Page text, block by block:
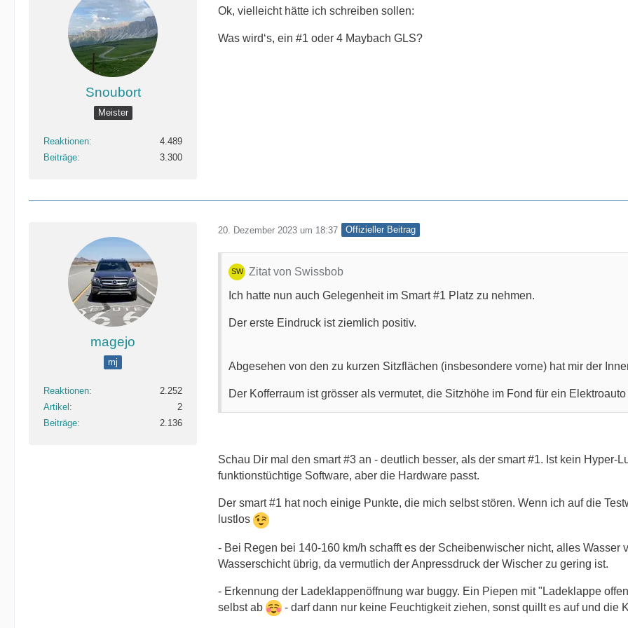
Snoubort
Meister
Reaktionen
4.489
Beiträge
3.300
Ok, vielleicht hätte ich schreiben sollen:
Was wird‘s, ein #1 oder 4 Maybach GLS?
magejo
mj
Reaktionen
2.252
Artikel
2
Beiträge
2.136
20. Dezember 2023 um 18:37 Offizieller Beitrag
Zitat von Swissbob
Ich hatte nun auch Gelegenheit im Smart #1 Platz zu nehmen.
Der erste Eindruck ist ziemlich positiv.
Abgesehen von den zu kurzen Sitzflächen (insbesondere vorne) hat mir der
Der Kofferraum ist grösser als vermutet, die Sitzhöhe im Fond für ein
Schau Dir mal den smart #3 an - deutlich besser, als der smart #1. Ist kein Hyper-
funktionstüchtige Software, aber die Hardware passt.
Der smart #1 hat noch einige Punkte, die mich selbst stören. Wenn ich auf die
lustlos
- Bei Regen bei 140-160 km/h schafft es der Scheibenwischer nicht, alles Wasser
Wasserschicht übrig, da vermutlich der Anpressdruck der Wischer zu gering ist.
- Erkennung der Ladeklappenöffnung war buggy. Ein Piepen mit "Ladeklappe
selbst ab
- darf dann nur keine Feuchtigkeit ziehen, sonst quillt es auf und die